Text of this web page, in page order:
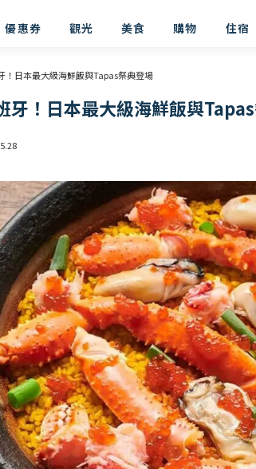
優惠券 觀光 美食 購物 住宿
！日本最大級海鮮飯與Tapas祭典登場
牙！日本最大級海鮮飯與